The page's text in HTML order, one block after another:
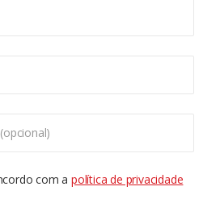
com apolítica de privacidade
mais